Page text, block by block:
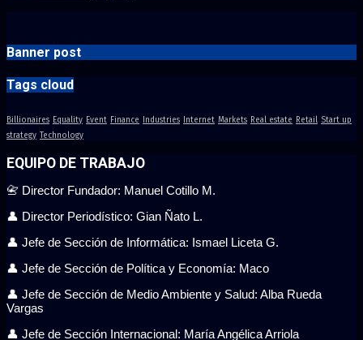
Banner post
Tags cloud
Billionaires Equality Event Finance Industries Internet Markets Real estate Retail Start up
strategy Technology
EQUIPO DE TRABAJO
📇 Director Fundador: Manuel Cotillo M.
👤 Director Periodístico: Gian Ñato L.
👤 Jefe de Sección de Informática: Ismael Liceta G.
👤 Jefe de Sección de Política y Economía: Maco
👤 Jefe de Sección de Medio Ambiente y Salud: Alba Rueda
Vargas
👤 Jefe de Sección Internacional: María Angélica Arriola